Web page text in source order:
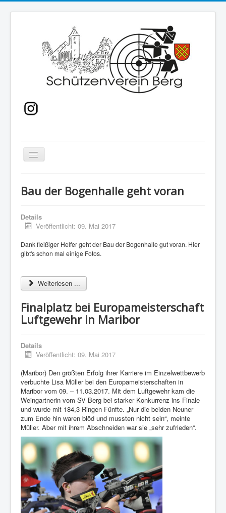
Navigation
an/aus
Sport
Bogenkurse
Termine
Schützenhaus
Links
Datenschutz
Bau der Bogenhalle geht voran
Details
Veröffentlicht: 09. Mai 2017
Dank fleißiger Helfer geht der Bau der Bogenhalle gut voran. Hier
gibt's schon mal einige Fotos.
Weiterlesen ...
Finalplatz bei Europameisterschaft
Luftgewehr in Maribor
Details
Veröffentlicht: 09. Mai 2017
(Maribor) Den größten Erfolg ihrer Karriere im Einzelwettbewerb
verbuchte Lisa Müller bei den Europameisterschaften in
Maribor vom 09. – 11.03.2017. Mit dem Luftgewehr kam die
Weingartnerin vom SV Berg bei starker Konkurrenz ins Finale
und wurde mit 184,3 Ringen Fünfte. „Nur die beiden Neuner
zum Ende hin waren blöd und mussten nicht sein“, meinte
Müller. Aber mit ihrem Abschneiden war sie „sehr zufrieden“.